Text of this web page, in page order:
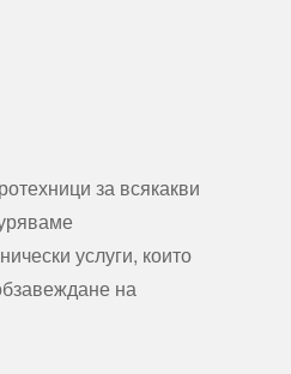
за всякакви
услуги, които
на